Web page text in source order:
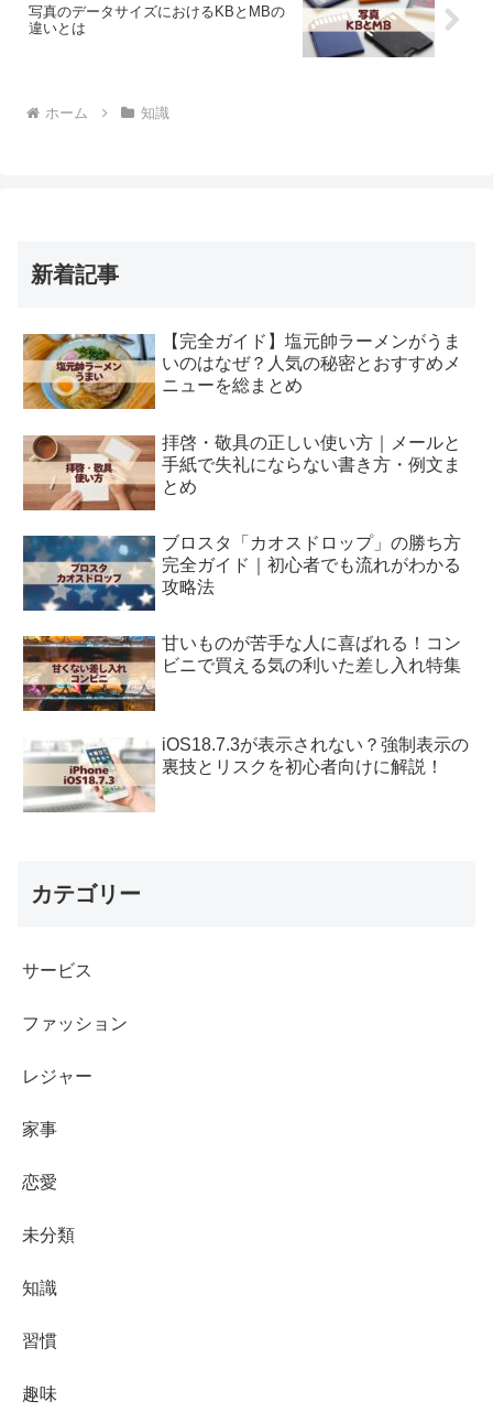
写真のデータサイズにおけるKBとMBの
違いとは
ホーム 知識
新着記事
【完全ガイド】塩元帥ラーメンがうま
いのはなぜ？人気の秘密とおすすめメ
ニューを総まとめ
拝啓・敬具の正しい使い方｜メールと
手紙で失礼にならない書き方・例文ま
とめ
ブロスタ「カオスドロップ」の勝ち方
完全ガイド｜初心者でも流れがわかる
攻略法
甘いものが苦手な人に喜ばれる！コン
ビニで買える気の利いた差し入れ特集
iOS18.7.3が表示されない？強制表示の
裏技とリスクを初心者向けに解説！
カテゴリー
サービス
ファッション
レジャー
家事
恋愛
未分類
知識
習慣
趣味